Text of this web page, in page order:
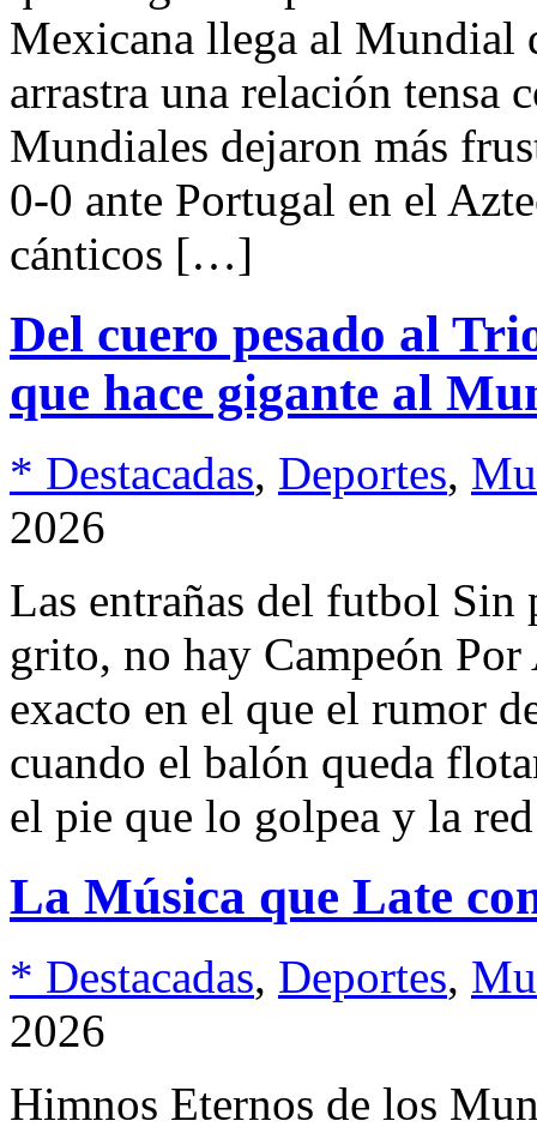
Mexicana llega al Mundial
arrastra una relación tensa
Mundiales dejaron más
0-0 ante Portugal en el
cánticos […]
Del cuero pesado al
que hace gigante al
* Destacadas, Deportes,
2026
Las entrañas del futbol
grito, no hay Campeón
exacto en el que el rumor
cuando el balón queda
el pie que lo golpea y la
La Música que Late
* Destacadas, Deportes,
2026
Himnos Eternos de los